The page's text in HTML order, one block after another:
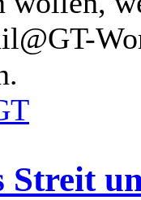
Streit